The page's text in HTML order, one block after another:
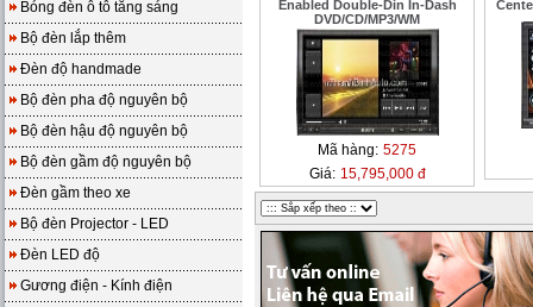
Bóng đèn ô tô tăng sáng
Bộ đèn lắp thêm
Đèn độ handmade
Bộ đèn pha độ nguyên bộ
Bộ đèn hậu độ nguyên bộ
Bộ đèn gầm độ nguyên bộ
Đèn gầm theo xe
Bộ đèn Projector - LED
Đèn LED độ
Gương điện - Kính điện
Enabled Double-Din In-Dash
DVD/CD/MP3/WM
Mã hàng: 5275
Giá: 15,795,000 đ